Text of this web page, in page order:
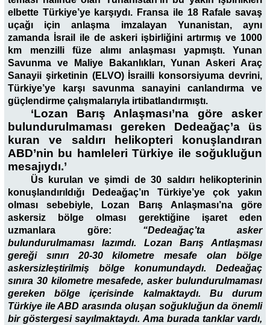
elbette Türkiye’ye karşıydı. Fransa ile 18 Rafale savaş
uçağı için anlaşma imzalayan Yunanistan, aynı
zamanda İsrail ile de askeri işbirliğini artırmış ve 1000
km menzilli füze alımı anlaşması yapmıştı. Yunan
Savunma ve Maliye Bakanlıkları, Yunan Askeri Araç
Sanayii şirketinin (ELVO) İsrailli konsorsiyuma devrini,
Türkiye’ye karşı savunma sanayini canlandırma ve
güçlendirme çalışmalarıyla irtibatlandırmıştı.
‘Lozan Barış Anlaşması’na göre asker
bulundurulmaması gereken Dedeağaç’a üs
kuran ve saldırı helikopteri konuşlandıran
ABD’nin bu hamleleri Türkiye ile soğukluğun
mesajıydı.’
Üs kurulan ve şimdi de 30 saldırı helikopterinin
konuşlandırıldığı Dedeağaç’ın Türkiye’ye çok yakın
olması sebebiyle, Lozan Barış Anlaşması’na göre
askersiz bölge olması gerektiğine işaret eden
uzmanlara göre:
“Dedeağaç’ta asker
bulundurulmaması lazımdı. Lozan Barış Antlaşması
gereği sınırı 20-30 kilometre mesafe olan bölge
askersizleştirilmiş bölge konumundaydı. Dedeağaç
sınıra 30 kilometre mesafede, asker bulundurulmaması
gereken bölge içerisinde kalmaktaydı. Bu durum
Türkiye ile ABD arasında oluşan soğukluğun da önemli
bir göstergesi sayılmaktaydı. Ama burada tanklar vardı,